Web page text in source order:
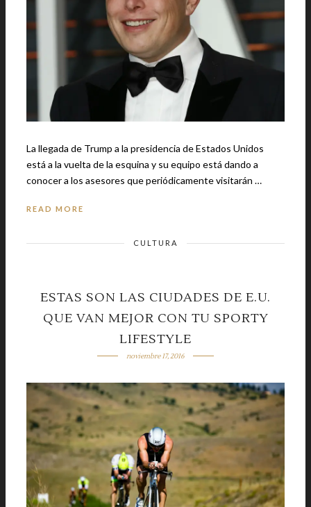
La llegada de Trump a la presidencia de Estados Unidos
está a la vuelta de la esquina y su equipo está dando a
conocer a los asesores que periódicamente visitarán …
READ MORE
CULTURA
ESTAS SON LAS CIUDADES DE E.U.
QUE VAN MEJOR CON TU SPORTY
LIFESTYLE
noviembre 17, 2016